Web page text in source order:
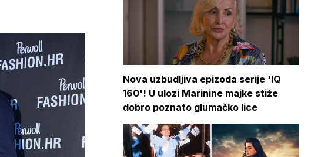
Nova uzbudljiva epizoda serije 'IQ
160'! U ulozi Marinine majke stiže
dobro poznato glumačko lice